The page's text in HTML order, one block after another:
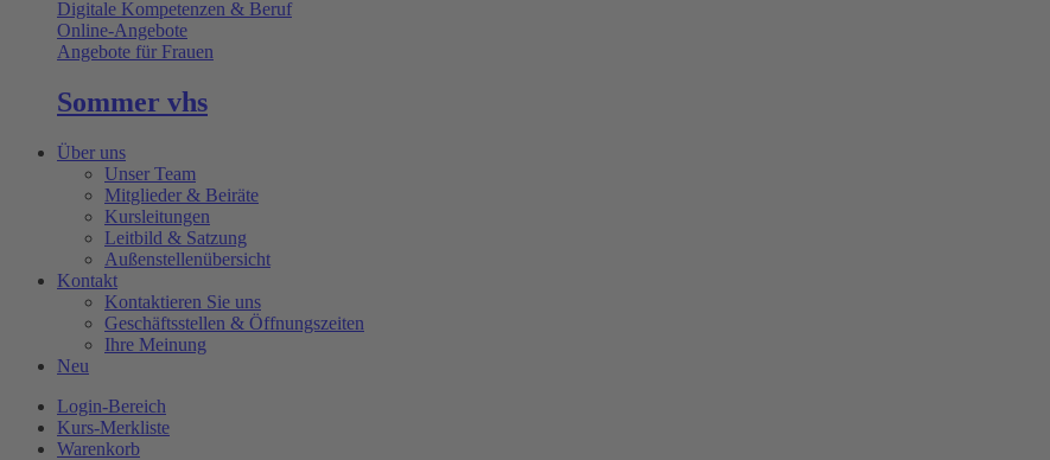
Digitale Kompetenzen & Beruf
Online-Angebote
Angebote für Frauen
Sommer vhs
Über uns
Unser Team
Mitglieder & Beiräte
Kursleitungen
Leitbild & Satzung
Außenstellenübersicht
Kontakt
Kontaktieren Sie uns
Geschäftsstellen & Öffnungszeiten
Ihre Meinung
Neu
Login-Bereich
Kurs-Merkliste
Warenkorb